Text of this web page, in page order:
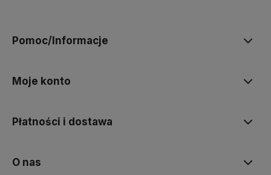
Pomoc/Informacje
Moje konto
Płatności i dostawa
O nas